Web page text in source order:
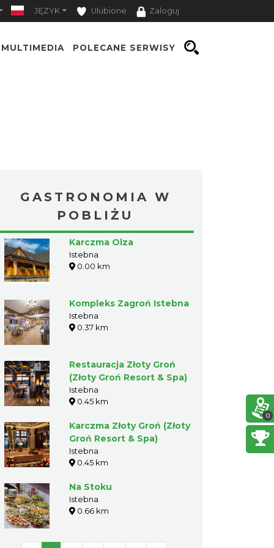
JĘZYK Ulubione Zaloguj
MULTIMEDIA POLECANE SERWISY
GASTRONOMIA W
POBLIŻU
Karczma Olza
Istebna
0.00 km
Kompleks Zagroń Istebna
Istebna
0.37 km
Restauracja Złoty Groń
(Złoty Groń Resort & Spa)
Istebna
0.45 km
Karczma Złoty Groń (Złoty
Groń Resort & Spa)
Istebna
0.45 km
Na Stoku
Istebna
0.66 km
0